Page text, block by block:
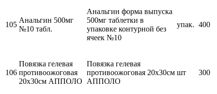
105
Анальгин 500мг
№10 табл.
Анальгин форма выпуска
500мг таблетки в
упаковке контурной без
ячеек №10
упак. 400
106
Повязка гелевая
противоожоговая
20х30см АППОЛО
Повязка гелевая
противоожоговая 20х30см
АППОЛО
шт 300